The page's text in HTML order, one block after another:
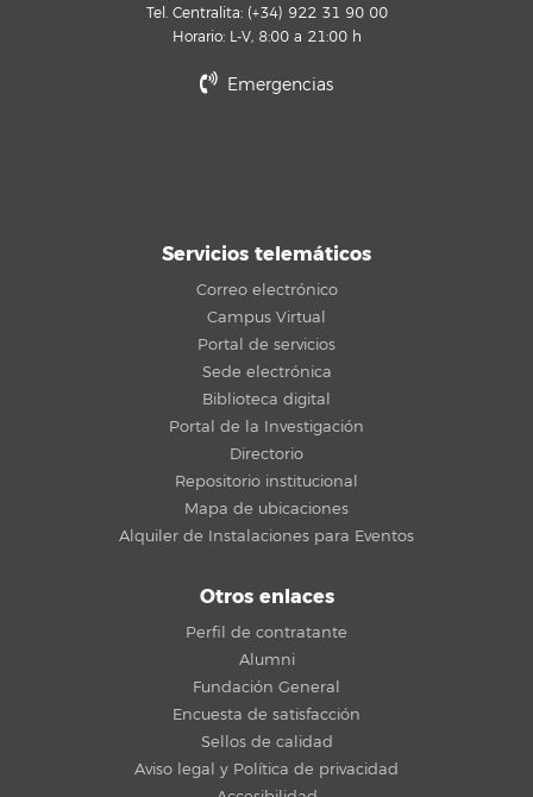
Tel. Centralita: (+34) 922 31 90 00
Horario: L-V, 8:00 a 21:00 h
Emergencias
Servicios telemáticos
Correo electrónico
Campus Virtual
Portal de servicios
Sede electrónica
Biblioteca digital
Portal de la Investigación
Directorio
Repositorio institucional
Mapa de ubicaciones
Alquiler de Instalaciones para Eventos
Otros enlaces
Perfil de contratante
Alumni
Fundación General
Encuesta de satisfacción
Sellos de calidad
Aviso legal y Política de privacidad